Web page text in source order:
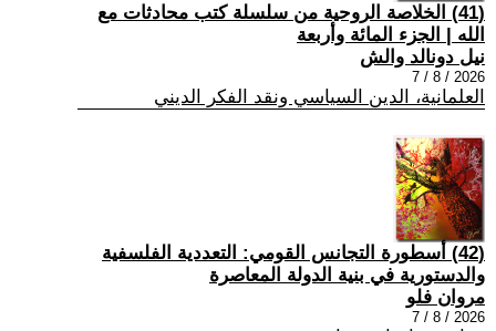
(41) الخلاصة الروحية من سلسلة كتب محادثات مع
الله | الجزء المائة وأربعة
نيل دونالد والش
2026 / 8 / 7
العلمانية، الدين السياسي ونقد الفكر الديني
(42) أسطورة التجانس القومي: التعددية الفلسفية
والدستورية في بنية الدولة المعاصرة
مروان فلو
2026 / 8 / 7